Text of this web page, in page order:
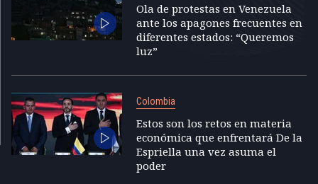
Ola de protestas en Venezuela
ante los apagones frecuentes en
diferentes estados: “Queremos
luz”
Colombia
Estos son los retos en materia
económica que enfrentará De la
Espriella una vez asuma el
poder